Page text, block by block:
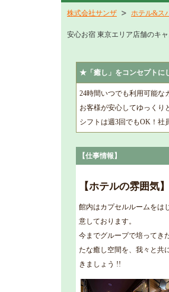
株式会社サンザ ホテル&ス
安心お宿 東京エリア店舗のキ
★「癒し」をコンセプトに
24時間いつでも利用可能な
お客様が安心してゆっくり
シフトは週3回でもOK！社
【仕事情報】
【ホテルの雰囲気】
館内はカプセルルームをは
意しております。
今までグループで培ってき
たな癒し空間を、我々と共
きましょう !!